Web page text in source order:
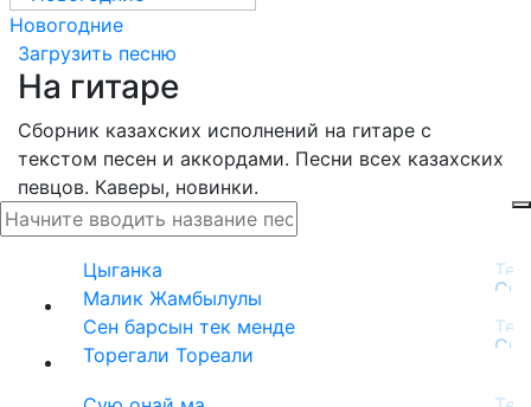
Новогодние
Загрузить песню
На гитаре
Сборник казахских исполнений на гитаре с
текстом песен и аккордами. Песни всех казахских
певцов. Каверы, новинки.
Цыганка
Малик Жамбылулы
Сен барсын тек менде
Торегали Тореали